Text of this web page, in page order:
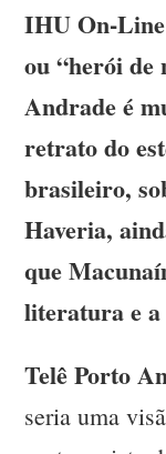
IHU On-
ou “herói de
Andrade é
retrato do
brasileiro,
Haveria,
que
literatura e
Telê Porto
seria uma